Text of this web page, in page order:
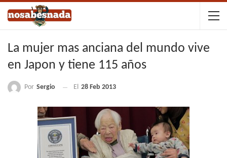
La mujer mas anciana del mundo vive
en Japon y tiene 115 años
Por Sergio El 28 Feb 2013